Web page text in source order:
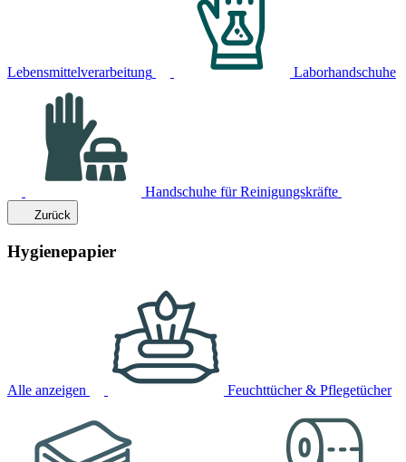
Lebensmittelverarbeitung Laborhandschuhe
Handschuhe für Reinigungskräfte
Zurück
Hygienepapier
Alle anzeigen Feuchttücher & Pflegetücher